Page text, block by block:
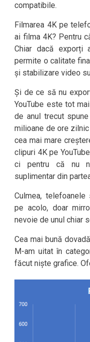
compatibile.
Filmarea 4K pe
ai filma 4K? Pentru
Chiar dacă exporți
permite o calitate
și stabilizare video
Și de ce să nu
YouTube este tot
de anul trecut
milioane de ore
cea mai mare
clipuri 4K pe
ci pentru că nu
suplimentar din
Culmea,
pe acolo, doar
nevoie de unul chiar
Cea mai bună
M-am uitat în
făcut niște grafice.